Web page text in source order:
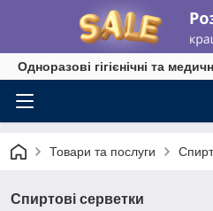
Одноразові гігієнічні та
Товари та послуги
Спиртові серветки